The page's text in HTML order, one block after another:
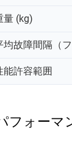
量 (kg)
均故障間隔（フ
能許容範囲
フォーマ